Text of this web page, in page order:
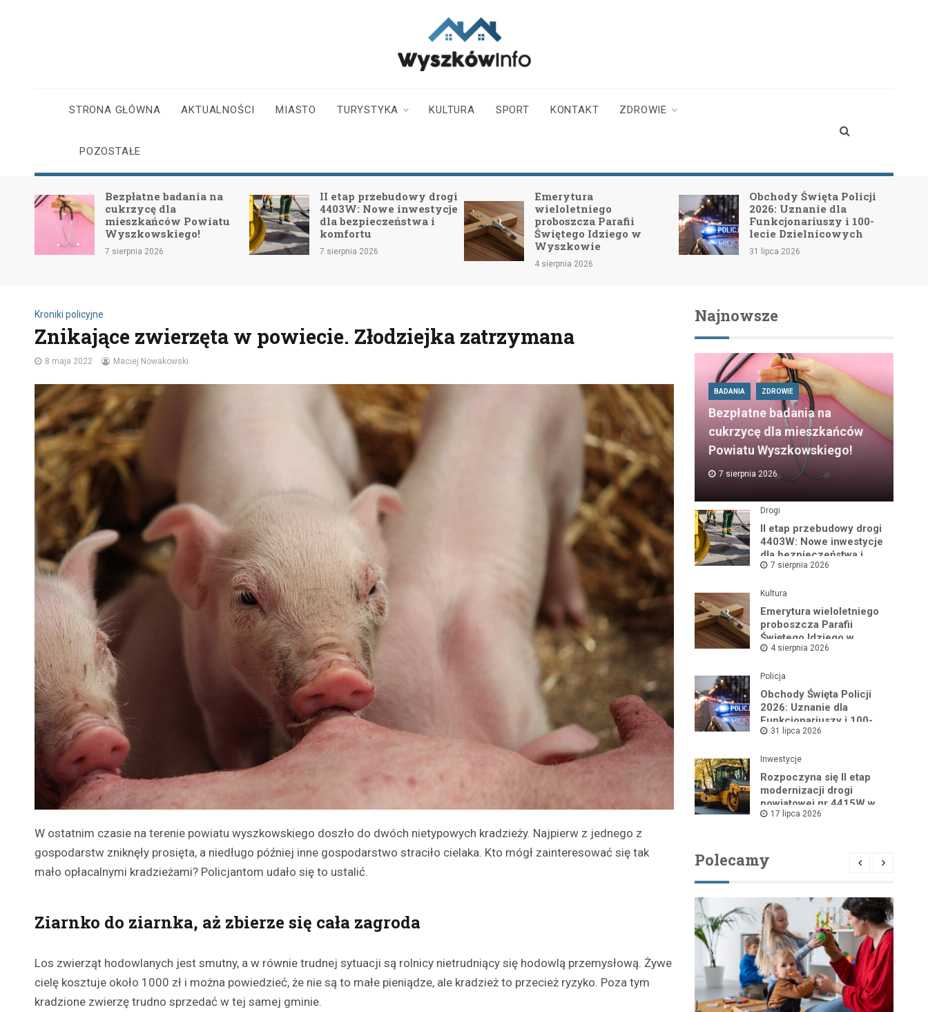
STRONA GŁÓWNA AKTUALNOŚCI MIASTO TURYSTYKA KULTURA SPORT KONTAKT ZDROWIE
POZOSTAŁE
na
II etap przebudowy drogi
4403W: Nowe inwestycje
dla bezpieczeństwa i
komfortu
7 sierpnia 2026
Emerytura
wieloletniego
proboszcza Parafii
Świętego Idziego w
Wyszkowie
Obchody Święta Policji
2026: Uznanie dla
Funkcjonariuszy i 100-
lecie Dzielnicowych
31 lipca 2026
Rozpoczyna się II etap
modernizacji drogi
powiatowej nr 4415W w
Leszczydole
17 lipca 2026
Kroniki policyjne
Znikające zwierzęta w powiecie. Złodziejka zatrzymana
8 maja 2022 Maciej Nowakowski
W ostatnim czasie na terenie powiatu wyszkowskiego doszło do dwóch nietypowych kradzieży. Najpierw z jednego z
gospodarstw zniknęły prosięta, a niedługo później inne gospodarstwo straciło cielaka. Kto mógł zainteresować się tak
mało opłacalnymi kradzieżami? Policjantom udało się to ustalić.
Ziarnko do ziarnka, aż zbierze się cała zagroda
Los zwierząt hodowlanych jest smutny, a w równie trudnej sytuacji są rolnicy nietrudniący się hodowlą przemysłową. Żywe
cielę kosztuje około 1000 zł i można powiedzieć, że nie są to małe pieniądze, ale kradzież to przecież ryzyko. Poza tym
kradzione zwierzę trudno sprzedać w tej samej gminie.
Najnowsze
BADANIA ZDROWIE
Bezpłatne badania na
cukrzycę dla mieszkańców
Powiatu Wyszkowskiego!
7 sierpnia 2026
Drogi
II etap przebudowy drogi
4403W: Nowe inwestycje
dla bezpieczeństwa i
komfortu
7 sierpnia 2026
Kultura
Emerytura wieloletniego
proboszcza Parafii
Świętego Idziego w
Wyszkowie
4 sierpnia 2026
Policja
Obchody Święta Policji
2026: Uznanie dla
Funkcjonariuszy i 100-
lecie Dzielnicowych
31 lipca 2026
Inwestycje
Rozpoczyna się II etap
modernizacji drogi
powiatowej nr 4415W w
Leszczydole
17 lipca 2026
Polecamy